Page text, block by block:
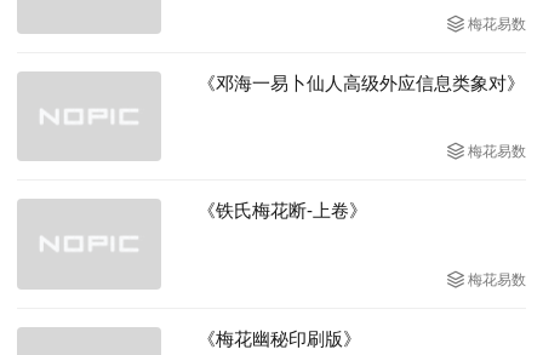
梅花易数
《邓海一易卜仙人高级外应信息类象对》
梅花易数
《铁氏梅花断-上卷》
梅花易数
《梅花幽秘印刷版》